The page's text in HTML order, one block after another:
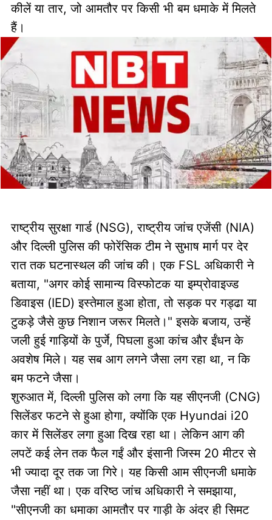
कीलें या तार, जो आमतौर पर किसी भी बम धमाके में मिलते
हैं।
राष्ट्रीय सुरक्षा गार्ड (NSG), राष्ट्रीय जांच एजेंसी (NIA)
और दिल्ली पुलिस की फोरेंसिक टीम ने सुभाष मार्ग पर देर
रात तक घटनास्थल की जांच की। एक FSL अधिकारी ने
बताया, "अगर कोई सामान्य विस्फोटक या इम्प्रोवाइज्ड
डिवाइस (IED) इस्तेमाल हुआ होता, तो सड़क पर गड्ढा या
टुकड़े जैसे कुछ निशान जरूर मिलते।" इसके बजाय, उन्हें
जली हुई गाड़ियों के पुर्जे, पिघला हुआ कांच और ईंधन के
अवशेष मिले। यह सब आग लगने जैसा लग रहा था, न कि
बम फटने जैसा।
शुरुआत में, दिल्ली पुलिस को लगा कि यह सीएनजी (CNG)
सिलेंडर फटने से हुआ होगा, क्योंकि एक Hyundai i20
कार में सिलेंडर लगा हुआ दिख रहा था। लेकिन आग की
लपटें कई लेन तक फैल गईं और इंसानी जिस्म 20 मीटर से
भी ज्यादा दूर तक जा गिरे। यह किसी आम सीएनजी धमाके
जैसा नहीं था। एक वरिष्ठ जांच अधिकारी ने समझाया,
"सीएनजी का धमाका आमतौर पर गाड़ी के अंदर ही सिमट